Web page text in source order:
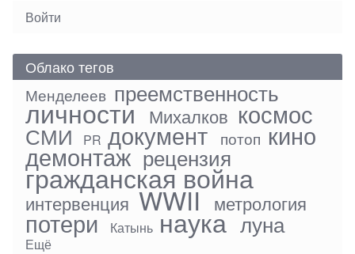
User
Войти
Облако тегов
Менделеев преемственность
личности Михалков космос
СМИ PR документ потоп кино
демонтаж рецензия
гражданская война
интервенция WWII метрология
потери Катынь наука луна
Ещё